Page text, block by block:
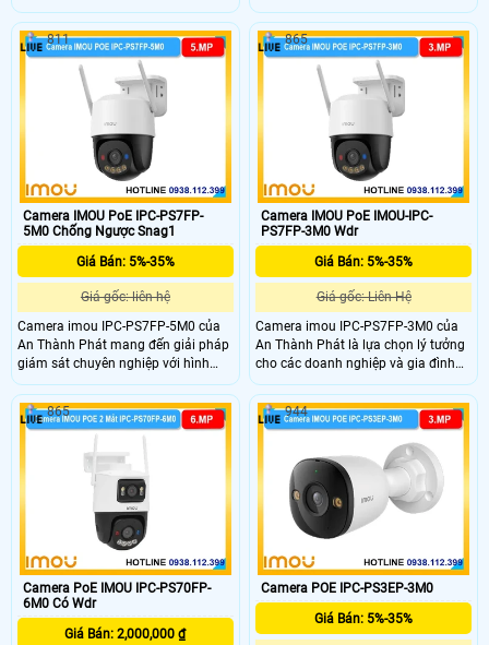
chiều nhanh chóng. Với khả năng
quan sát ban đêm sáng rõ tầm nhìn
xa và âm thanh trung thực camera
giúp bạn dễ dàng trò chuyện và
kiểm soát an ninh dù ở bất kỳ đâu.
Lựa chọn lý tưởng cho gia đình, văn
phòng và cửa hàng.
nét, âm thanh tích hợp và cảnh báo
chủ động, giúp bảo vệ an ninh cho
ngôi nhà và văn phòng của bạn một
cách chuyên nghiệp.
Camera IMOU PoE IPC-PS7FP-
5M0 Chống Ngược Snag1
Giá Bán: 5%-35%
Giá gốc: liên hệ
Camera imou IPC-PS7FP-5M0 của
An Thành Phát mang đến giải pháp
giám sát chuyên nghiệp với hình
ảnh sắc nét, âm thanh hai chiều và
cảnh báo chủ động, giúp bảo vệ an
ninh toàn diện cho ngôi nhà và
doanh nghiệp của bạn.
811
Camera IMOU PoE IMOU-IPC-
PS7FP-3M0 Wdr
Giá Bán: 5%-35%
Giá gốc: Liên Hệ
Camera imou IPC-PS7FP-3M0 của
An Thành Phát là lựa chọn lý tưởng
cho các doanh nghiệp và gia đình
muốn có hệ thống giám sát thông
minh, dễ lắp đặt, kết hợp nhiều chức
năng trong một sản phẩm duy nhất.
865
Camera PoE IMOU IPC-PS70FP-
6M0 Có Wdr
Giá Bán: 2,000,000 ₫
865
Camera POE IPC-PS3EP-3M0
Giá Bán: 5%-35%
944